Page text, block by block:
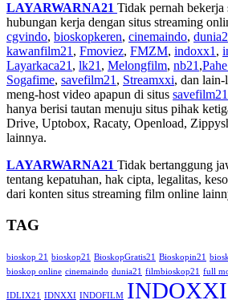
LAYARWARNA21 Tidak pernah bekerja
hubungan kerja dengan situs streaming
cgvindo, bioskopkeren, cinemaindo,
kawanfilm21 , Fmoviez, FMZM, indoxx1 ,
Layarkaca21 , lk21 , Melongfilm, nb21 ,
Sogafime, savefilm21 , Streamxxi, dan
meng-host video apapun di situs savefilm21
hanya berisi tautan menuju situs pihak
Drive, Uptobox, Racaty, Openload,
lainnya.
LAYARWARNA21 Tidak bertanggung
tentang kepatuhan, hak cipta, legalitas,
dari konten situs streaming film online
TAG
bioskop 21 bioskop21 BioskopGratis21 Bioskopin21
bioskop online cinemaindo dunia21 filmbioskop21 full
IDLIX21 IDNXXI INDOFILM INDOXXI